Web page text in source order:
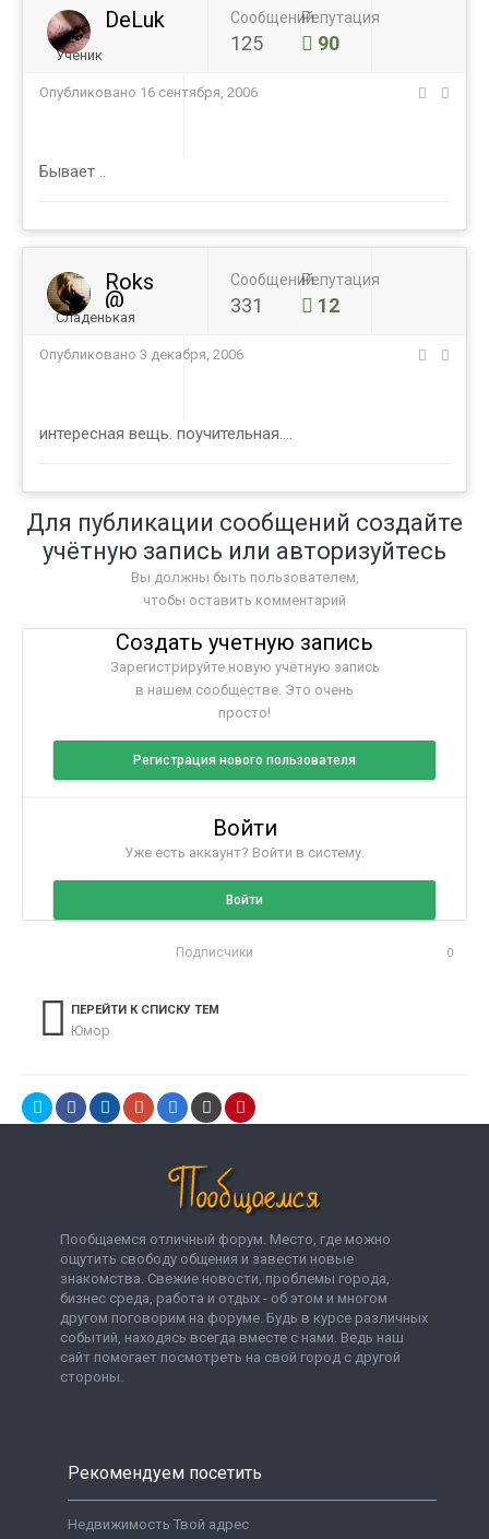
DeLuk
Ученик
Сообщений
125
Репутация
90
Опубликовано 16 сентября, 2006
Бывает ..
Roks
@
Сладенькая
Сообщений
331
Репутация
12
Опубликовано 3 декабря, 2006
интересная вещь. поучительная....
Для публикации сообщений создайте
учётную запись или авторизуйтесь
Вы должны быть пользователем,
чтобы оставить комментарий
Создать учетную запись
Зарегистрируйте новую учётную запись
в нашем сообществе. Это очень
просто!
Регистрация нового пользователя
Войти
Уже есть аккаунт? Войти в систему.
Войти
Подписчики 0
ПЕРЕЙТИ К СПИСКУ ТЕМ
Юмор
Пообщаемся отличный форум. Место, где можно
ощутить свободу общения и завести новые
знакомства. Свежие новости, проблемы города,
бизнес среда, работа и отдых - об этом и многом
другом поговорим на форуме. Будь в курсе различных
событий, находясь всегда вместе с нами. Ведь наш
сайт помогает посмотреть на свой город с другой
стороны.
Рекомендуем посетить
Недвижимость Твой адрес